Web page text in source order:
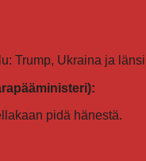
Trump, Ukraina ja
pidä hänestä.